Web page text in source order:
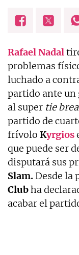
Rafael Nadal
problemas
luchado a
partido ante un
al super tie
partido de
frívolo Kyrgios
que puede ser
disputará sus
Slam. Desde la
Clubha
acabar el